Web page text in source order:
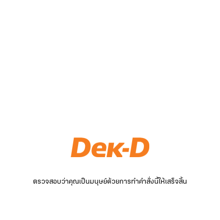
ตรวจสอบว่าคุณเป็นมนุษย์ด้วยการทำคำสั่งนี้ให้เสร็จสิ้น